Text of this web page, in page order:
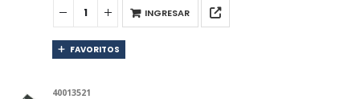
INGRESAR
FAVORITOS
40013521